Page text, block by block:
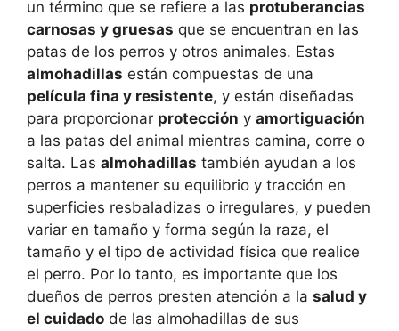
un término que se refiere a las protuberancias
carnosas y gruesas que se encuentran en las
patas de los perros y otros animales. Estas
almohadillas están compuestas de una
película fina y resistente, y están diseñadas
para proporcionar protección y amortiguación
a las patas del animal mientras camina, corre o
salta. Las almohadillas también ayudan a los
perros a mantener su equilibrio y tracción en
superficies resbaladizas o irregulares, y pueden
variar en tamaño y forma según la raza, el
tamaño y el tipo de actividad física que realice
el perro. Por lo tanto, es importante que los
dueños de perros presten atención a la salud y
el cuidado de las almohadillas de sus